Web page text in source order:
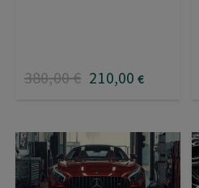
380,00€ 210,00 €